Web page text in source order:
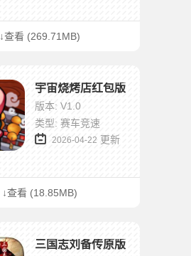
↓查看 (269.71MB)
宇宙烧烤店红包版
版本: V1.0
类型: 赛车竞速
2026-04-22 更新
↓查看 (18.85MB)
三国志刘备传原版